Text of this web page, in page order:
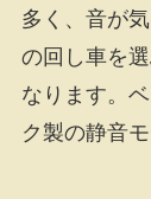
多く、音が
の回し車を
なります。
ク製の静音